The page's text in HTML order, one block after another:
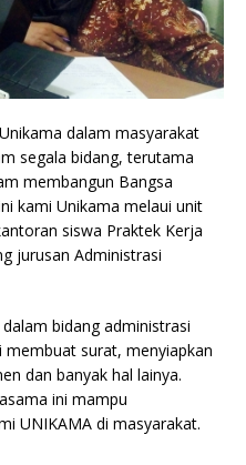
dalam masyarakat
segala bidang, terutama
membangun Bangsa
kami Unikama melaui unit
siswa Praktek Kerja
jurusan Administrasi
bidang administrasi
surat, menyiapkan
dan banyak hal lainya.
ini mampu
UNIKAMA di masyarakat.